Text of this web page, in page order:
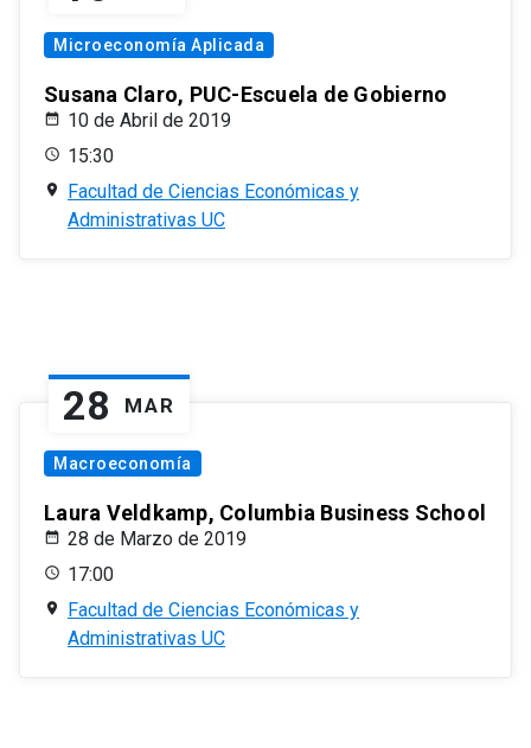
Microeconomía Aplicada
Susana Claro, PUC-Escuela de Gobierno
10 de Abril de 2019
15:30
Facultad de Ciencias Económicas y
Administrativas UC
28 MAR
Macroeconomía
Laura Veldkamp, Columbia Business School
28 de Marzo de 2019
17:00
Facultad de Ciencias Económicas y
Administrativas UC